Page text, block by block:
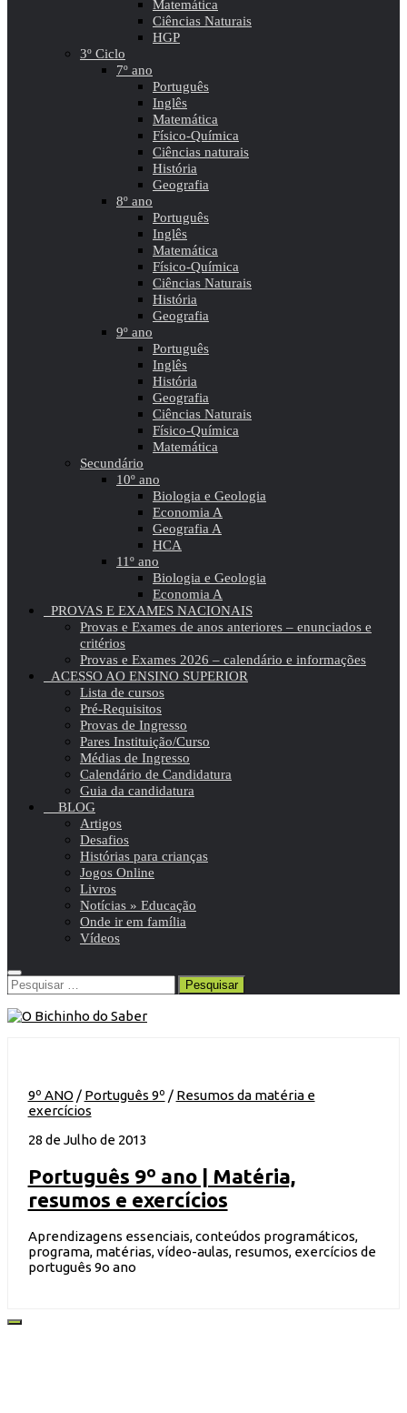
Matemática
Ciências Naturais
HGP
3º Ciclo
7º ano
Português
Inglês
Matemática
Físico-Química
Ciências naturais
História
Geografia
8º ano
Português
Inglês
Matemática
Físico-Química
Ciências Naturais
História
Geografia
9º ano
Português
Inglês
História
Geografia
Ciências Naturais
Físico-Química
Matemática
Secundário
10º ano
Biologia e Geologia
Economia A
Geografia A
HCA
11º ano
Biologia e Geologia
Economia A
PROVAS E EXAMES NACIONAIS
Provas e Exames de anos anteriores – enunciados e
critérios
Provas e Exames 2026 – calendário e informações
ACESSO AO ENSINO SUPERIOR
Lista de cursos
Pré-Requisitos
Provas de Ingresso
Pares Instituição/Curso
Médias de Ingresso
Calendário de Candidatura
Guia da candidatura
BLOG
Artigos
Desafios
Histórias para crianças
Jogos Online
Livros
Notícias » Educação
Onde ir em família
Vídeos
Pesquisar
por:
9º ANO / Português 9º / Resumos da matéria e
exercícios
28 de Julho de 2013
Português 9º ano | Matéria,
resumos e exercícios
Aprendizagens essenciais, conteúdos programáticos,
programa, matérias, vídeo-aulas, resumos, exercícios de
português 9o ano